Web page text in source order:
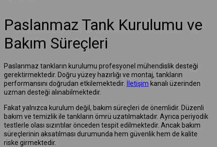
Paslanmaz Tank Kurulumu ve
Bakım Süreçleri
Paslanmaz tankların kurulumu profesyonel mühendislik desteği
gerektirmektedir. Doğru yüzey hazırlığı ve montaj, tankların
performansını doğrudan etkilemektedir. İletişim kanalı üzerinden
uzman desteği alınabilmektedir.
Fakat yalnızca kurulum değil, bakım süreçleri de önemlidir. Düzenli
bakım ve temizlik ile tankların ömrü uzatılmaktadır. Ayrıca periyodik
testlerle olası sızıntılar önceden tespit edilmektedir. Ancak bakım
süreçlerinin aksatılması durumunda hem güvenlik hem de kalite
riske girmektedir.